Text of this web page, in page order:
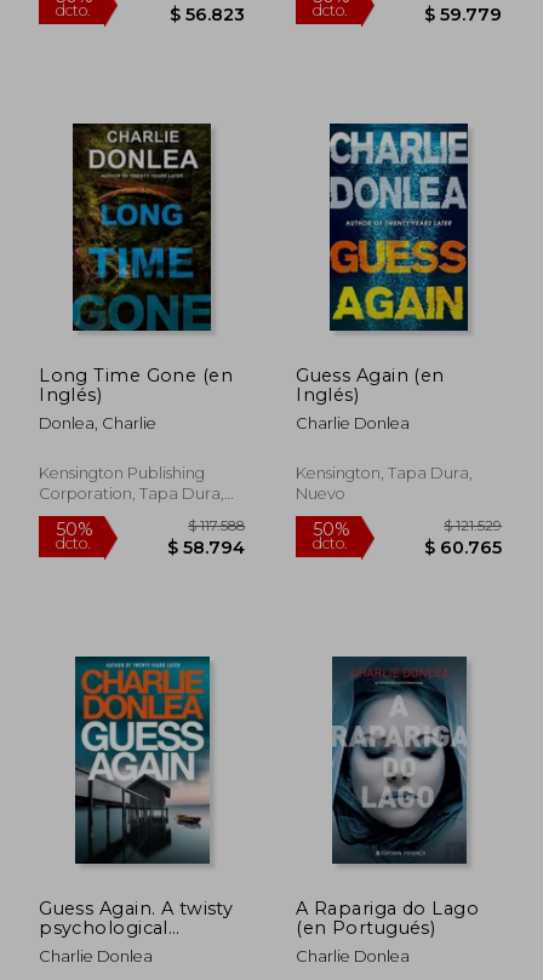
50%
dcto.
$ 99.742 50%
dcto.
Long Time Gone (en
Inglés)
Donlea, Charlie
Kensington Publishing
Corporation, Tapa Dura,
Nuevo
Guess Again (en
Inglés)
Charlie Donlea
Kensington, Tapa Dura,
Nuevo
Guess Again. A twisty
psychological
suspense novel from
the internationally
Charlie Donlea
A Rapariga do Lago
(en Portugués)
Charlie Donlea